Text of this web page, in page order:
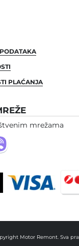
PLAĆANJA
mrežama
Motor Remont. Sva